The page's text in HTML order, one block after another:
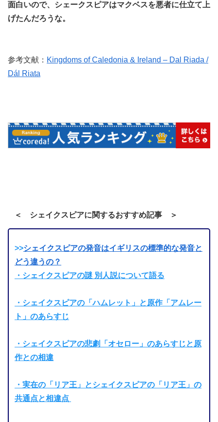
面白いので、シェークスピアはマクベスを悪者に仕立て上
げたんだろうな。
参考文献： Kingdoms of Caledonia & Ireland – Dal Riada /
Dál Riata
＜ シェイクスピアに関するおすすめ記事 ＞
>>シェイクスピアの発音はイギリスの標準的な発音と
どう違うの？
・シェイクスピアの謎 別人説について語る
・シェイクスピアの「ハムレット」と原作「アムレー
ト」のあらすじ
・シェイクスピアの悲劇「オセロー」のあらすじと原
作との相違
・実在の「リア王」とシェイクスピアの「リア王」の
共通点と相違点